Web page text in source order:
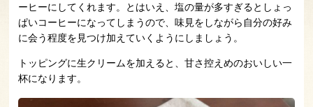
ーヒーにしてくれます。とはいえ、塩の量が多すぎるとしょっ
ぱいコーヒーになってしまうので、味見をしながら自分の好み
に会う程度を見つけ加えていくようにしましょう。
トッピングに生クリームを加えると、甘さ控えめのおいしい一
杯になります。